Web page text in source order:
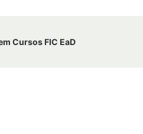
Cursos FIC EaD